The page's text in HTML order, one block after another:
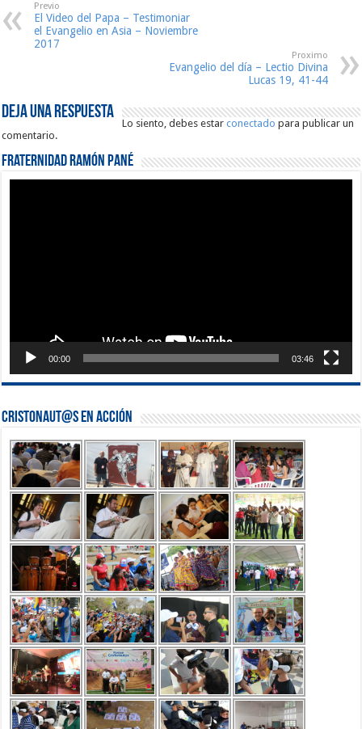
Previo
El Video del Papa – Testimoniar
el Evangelio en Asia – Noviembre
2017
Proximo
Evangelio del día – Lectio Divina
Lucas 19, 41-44
Deja una respuesta
Lo siento, debes estarconectado para publicar un
comentario.
Fraternidad Ramón Pané
00:00 03:46
Cristonaut@s en Acción